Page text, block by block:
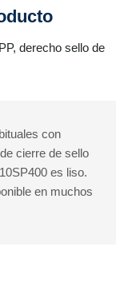
derecho sello de
con
cierre de sello
es liso.
en muchos